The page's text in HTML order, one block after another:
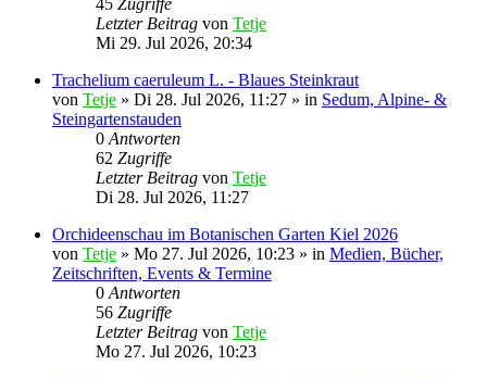
45 Zugriffe
Letzter Beitrag von Tetje
Mi 29. Jul 2026, 20:34
Trachelium caeruleum L. - Blaues Steinkraut
von Tetje » Di 28. Jul 2026, 11:27 » in Sedum, Alpine- &
Steingartenstauden
0 Antworten
62 Zugriffe
Letzter Beitrag von Tetje
Di 28. Jul 2026, 11:27
Orchideenschau im Botanischen Garten Kiel 2026
von Tetje » Mo 27. Jul 2026, 10:23 » in Medien, Bücher,
Zeitschriften, Events & Termine
0 Antworten
56 Zugriffe
Letzter Beitrag von Tetje
Mo 27. Jul 2026, 10:23